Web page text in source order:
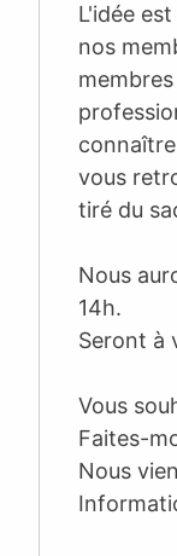
L'idée
nos
vous
tiré du
Nous
14h.
Seront à
Vous
Faites-
Nous